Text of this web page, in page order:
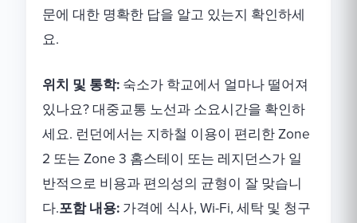
문에 대한 명확한 답을 알고 있는지 확인하세
요.
위치 및 통학: 숙소가 학교에서 얼마나 떨어져
있나요? 대중교통 노선과 소요시간을 확인하
세요. 런던에서는 지하철 이용이 편리한 Zone
2 또는 Zone 3 홈스테이 또는 레지던스가 일
반적으로 비용과 편의성의 균형이 잘 맞습니
다.포함 내용: 가격에 식사, Wi-Fi, 세탁 및 청구